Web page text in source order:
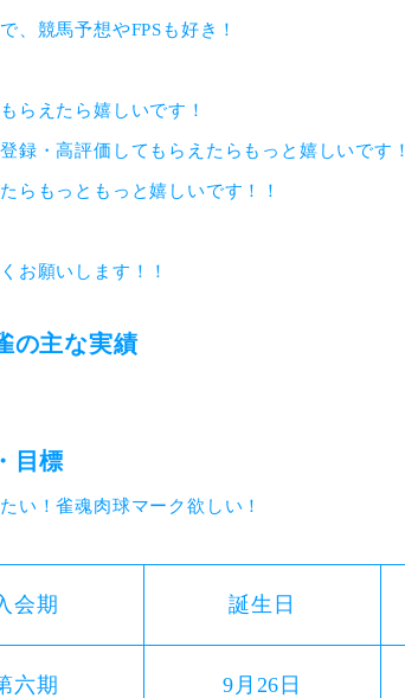
、競馬予想やFPSも好き！
らえたら嬉しいです！
録・高評価してもらえたらもっと嬉しいです！
らもっともっと嬉しいです！！
お願いします！！
の主な実績
目標
い！雀魂肉球マーク欲しい！
会期 誕生日
六期 9月26日